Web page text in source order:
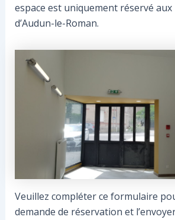
espace est uniquement réservé
d’Audun-le-Roman.
Veuillez compléter ce formulaire
demande de réservation et